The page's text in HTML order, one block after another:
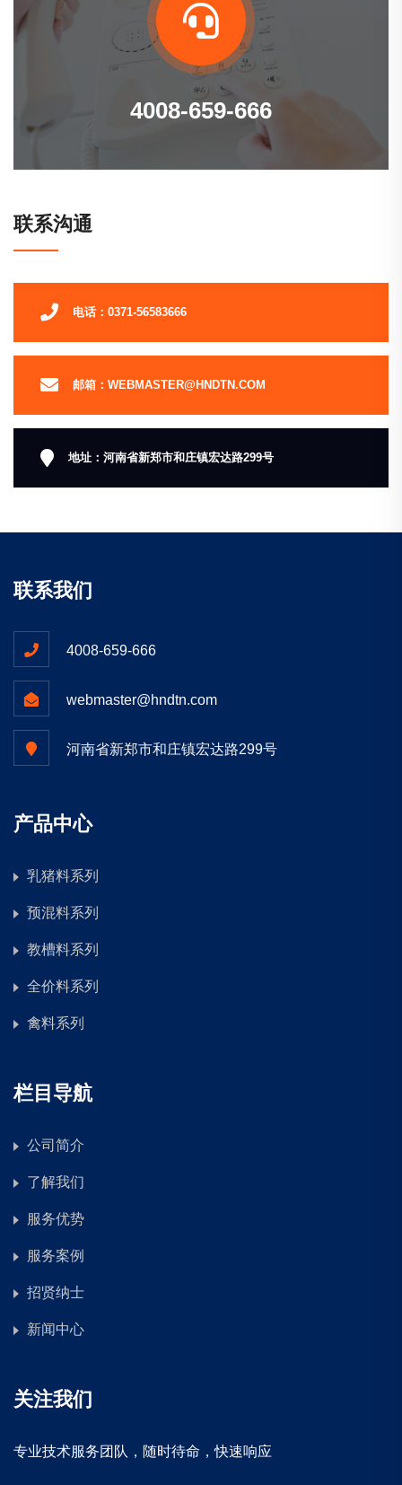
4008-659-666
联系沟通
电话：0371-56583666
邮箱：WEBMASTER@HNDTN.COM
地址：河南省新郑市和庄镇宏达路299号
联系我们
4008-659-666
webmaster@hndtn.com
河南省新郑市和庄镇宏达路299号
产品中心
乳猪料系列
预混料系列
教槽料系列
全价料系列
禽料系列
栏目导航
公司简介
了解我们
服务优势
服务案例
招贤纳士
新闻中心
关注我们
专业技术服务团队，随时待命，快速响应